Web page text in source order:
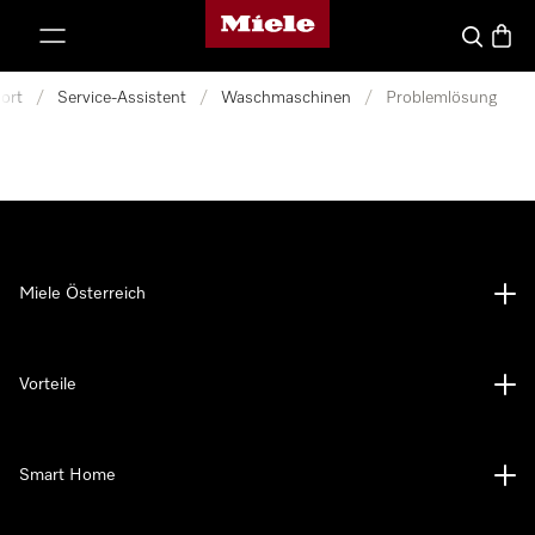
Miele-Homepage
Suche
/ Service-Assistent / Waschmaschinen / Problemlösung
Miele Österreich
Vorteile
Smart Home